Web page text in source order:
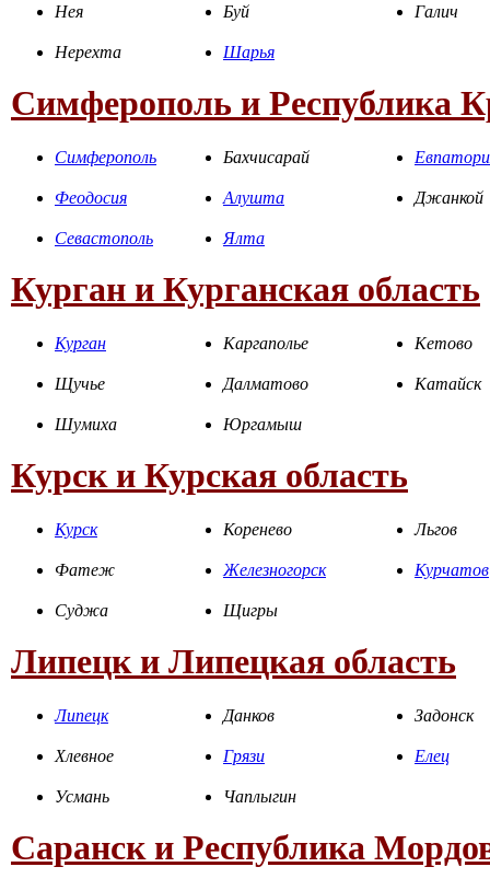
Нея Буй Галич
Нерехта Шарья
Симферополь и Республика
Симферополь Бахчисарай
Феодосия Алушта Джанкой
Севастополь Ялта
Курган и Курганская область
Курган Каргаполье Кетово
Щучье Далматово Катайск
Шумиха Юргамыш
Курск и Курская область
Курск Коренево Льгов
Фатеж Железногорск Курчатов
Суджа Щигры
Липецк и Липецкая область
Липецк Данков Задонск
Хлевное Грязи Елец
Усмань Чаплыгин
Саранск и Республика